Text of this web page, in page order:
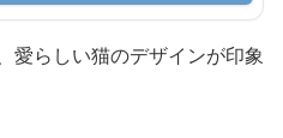
愛らしい猫のデザインが印象